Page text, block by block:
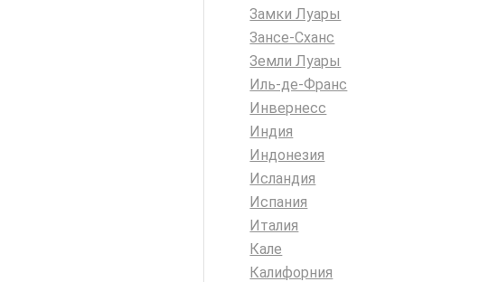
Замки Луары
Зансе-Сханс
Земли Луары
Иль-де-Франс
Инвернесс
Индия
Индонезия
Исландия
Испания
Италия
Кале
Калифорния